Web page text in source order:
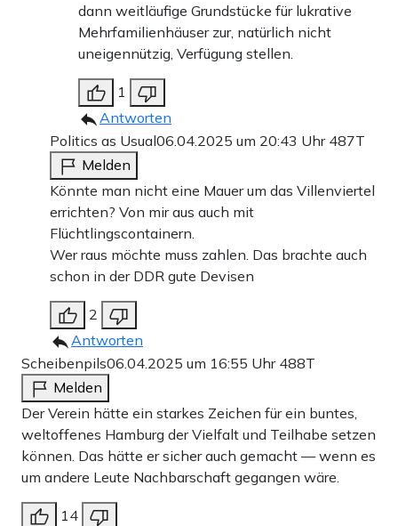
dann weitläufige Grundstücke für lukrative
Mehrfamilienhäuser zur, natürlich nicht
uneigennützig, Verfügung stellen.
1
Antworten
Politics as Usual06.04.2025 um 20:43 Uhr 487T
Melden
Könnte man nicht eine Mauer um das Villenviertel
errichten? Von mir aus auch mit
Flüchtlingscontainern.
Wer raus möchte muss zahlen. Das brachte auch
schon in der DDR gute Devisen
2
Antworten
Scheibenpils06.04.2025 um 16:55 Uhr 488T
Melden
Der Verein hätte ein starkes Zeichen für ein buntes,
weltoffenes Hamburg der Vielfalt und Teilhabe setzen
können. Das hätte er sicher auch gemacht — wenn es
um andere Leute Nachbarschaft gegangen wäre.
14